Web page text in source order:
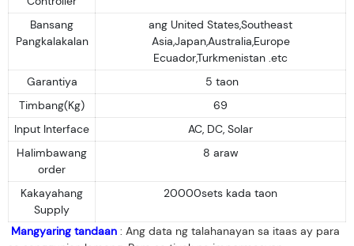
Bansang
Pangkalakalan
ang United States,Southeast
Asia,Japan,Australia,Europe
Ecuador,Turkmenistan .etc
Garantiya
5 taon
Timbang(Kg)
69
Input Interface
AC, DC, Solar
Halimbawang
order
8 araw
Kakayahang
Supply
20000sets kada taon
Mangyaring tandaan : Ang data ng talahanayan sa itaas ay para